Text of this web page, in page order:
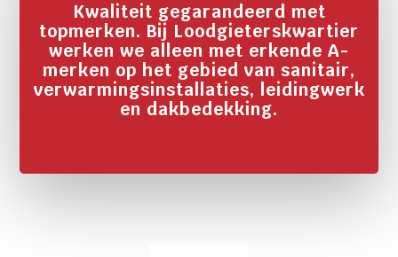
Kwaliteit gegarandeerd met
topmerken. Bij Loodgieterskwartier
werken we alleen met erkende A-
merken op het gebied van sanitair,
verwarmingsinstallaties, leidingwerk
en dakbedekking.